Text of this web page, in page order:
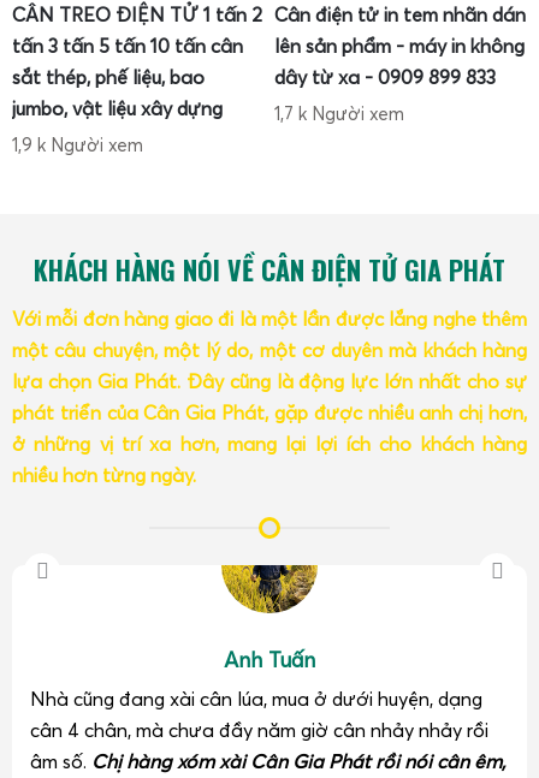
CÂN TREO ĐIỆN TỬ 1 tấn 2
tấn 3 tấn 5 tấn 10 tấn cân
sắt thép, phế liệu, bao
jumbo, vật liệu xây dựng
1,9 k Người xem
Cân điện tử in tem nhãn dán
lên sản phẩm - máy in không
dây từ xa - 0909 899 833
1,7 k Người xem
KHÁCH HÀNG NÓI VỀ CÂN ĐIỆN TỬ GIA PHÁT
Với mỗi đơn hàng giao đi là một lần được lắng nghe thêm
một câu chuyện, một lý do, một cơ duyên mà khách hàng
lựa chọn Gia Phát. Đây cũng là động lực lớn nhất cho sự
phát triển của Cân Gia Phát, gặp được nhiều anh chị hơn,
ở những vị trí xa hơn, mang lại lợi ích cho khách hàng
nhiều hơn từng ngày.
Anh Tuấn
Nhà cũng đang xài cân lúa, mua ở dưới huyện, dạng
cân 4 chân, mà chưa đầy năm giờ cân nhảy nhảy rồi
âm số. Chị hàng xóm xài Cân Gia Phát rồi nói cân êm,